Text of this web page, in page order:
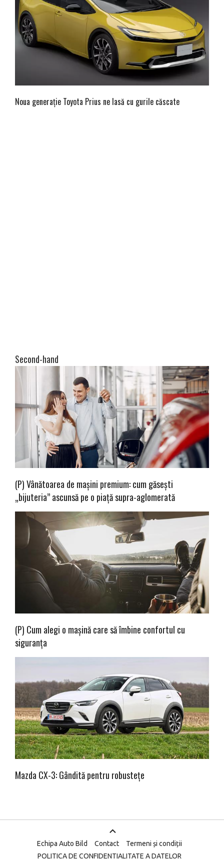
Noua generație Toyota Prius ne lasă cu gurile căscate
Second-hand
(P) Vânătoarea de mașini premium: cum găsești
„bijuteria” ascunsă pe o piață supra-aglomerată
(P) Cum alegi o mașină care să îmbine confortul cu
siguranța
Mazda CX-3: Gândită pentru robustețe
Echipa Auto Bild Contact
Termeni și condiții
POLITICA DE CONFIDENTIALITATE A DATELOR